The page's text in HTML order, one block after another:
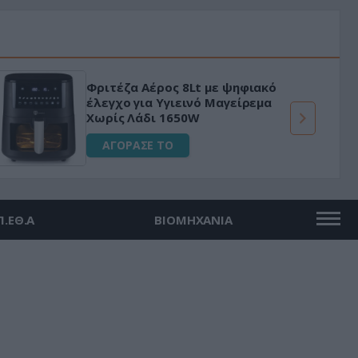
Φριτέζα Αέρος 8Lt με ψηφιακό
έλεγχο για Υγιεινό Μαγείρεμα
Χωρίς Λάδι 1650W
ΑΓΟΡΑΣΕ ΤΟ
ΒΙΟΜΗΧΑΝΙΑ